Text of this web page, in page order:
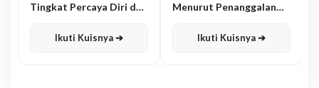
Tingkat Percaya Diri dan
Ikuti Kuisnya ➔
Menurut Penanggalan
Ikuti Kuisnya ➔